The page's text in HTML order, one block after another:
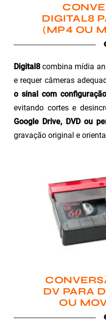
DIGITAL8
(MP4 OU
Digital8 combina mídia
e requer câmeras
o sinal com
evitando cortes e
Google Drive, DVD ou
gravação original e
DV PARA
OU